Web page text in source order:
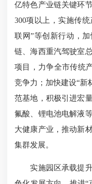
亿特色产业链关键环
300项以上，实施传
联网”等创新行动，
链、海西重汽驾驶室
项目，力争全市传统
竞争力；加快建设“新
范基地，积极引进宏
氟酸、锂电池电解液
大健康产业，推动新
集群发展。
实施园区承载提升